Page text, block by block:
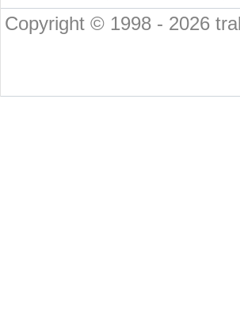
Copyright © 1998 - 2026